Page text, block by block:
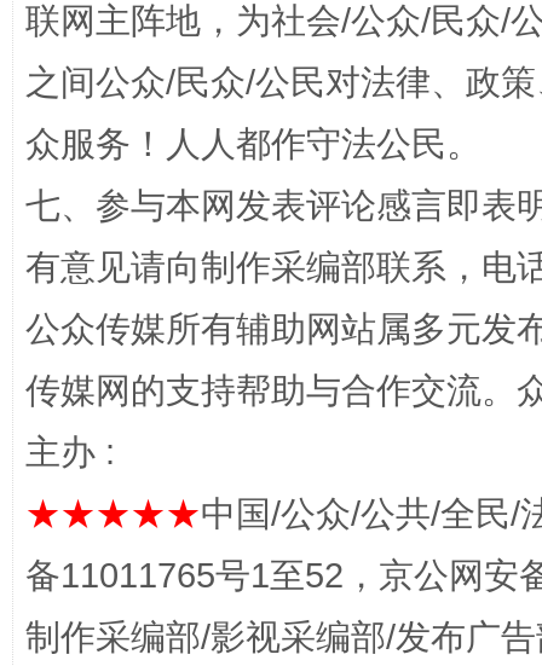
一批国家标准开始实施 从
联网主阵地，为社会/公众/民众/
之间公众/民众/公民对法律、政
众服务！人人都作守法公民。
七、参与本网发表评论感言即表
有意见请向制作采编部联系，电
公众传媒所有辅助网站属多元发
传媒网的支持帮助与合作交流。
主办 :
★★★★★中国/公众/公共/全民/
备11011765号1至52，京公网安
制作采编部/影视采编部/发布广